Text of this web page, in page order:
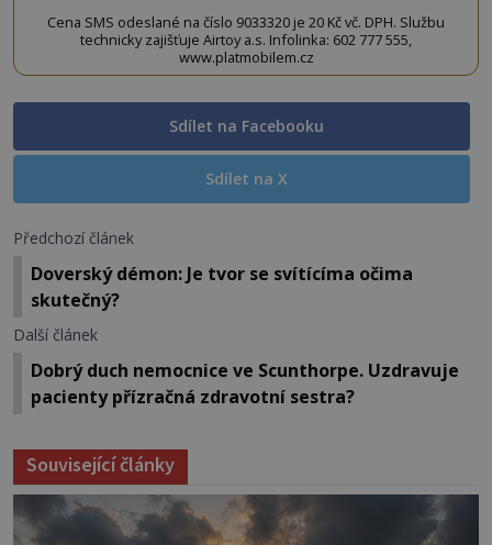
Cena SMS odeslané na číslo 9033320 je 20 Kč vč. DPH. Službu
technicky zajišťuje Airtoy a.s. Infolinka: 602 777 555,
www.platmobilem.cz
Sdílet na Facebooku
Sdílet na X
Předchozí článek
Doverský démon: Je tvor se svítícíma očima
skutečný?
Další článek
Dobrý duch nemocnice ve Scunthorpe. Uzdravuje
pacienty přízračná zdravotní sestra?
Související články